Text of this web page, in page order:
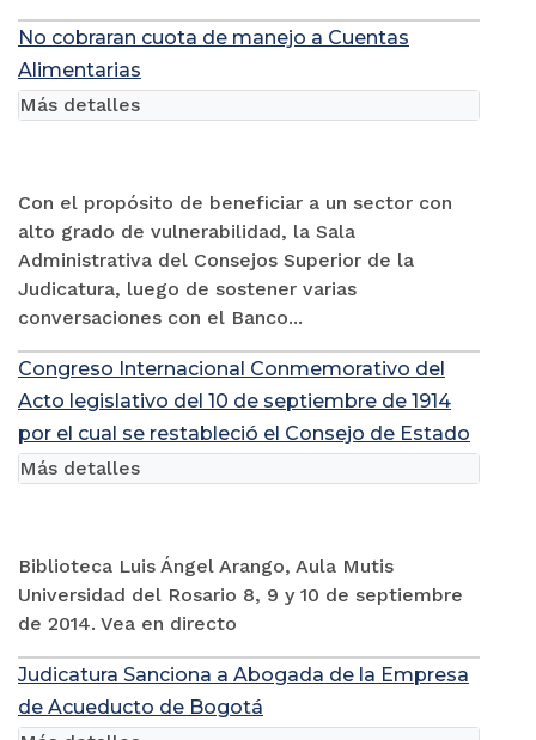
No cobraran cuota de manejo a Cuentas
Alimentarias
Con el propósito de beneficiar a un sector con
alto grado de vulnerabilidad, la Sala
Administrativa del Consejos Superior de la
Judicatura, luego de sostener varias
conversaciones con el Banco...
Más detalles
Congreso Internacional Conmemorativo del
Acto legislativo del 10 de septiembre de 1914
por el cual se restableció el Consejo de Estado
Biblioteca Luis Ángel Arango, Aula Mutis
Universidad del Rosario 8, 9 y 10 de septiembre
de 2014. Vea en directo
Más detalles
Judicatura Sanciona a Abogada de la Empresa
de Acueducto de Bogotá